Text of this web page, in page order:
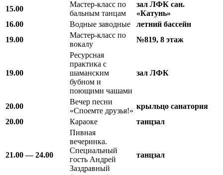
15.00
Мастер-класс по
бальным танцам
зал ЛФК сан.
«Катунь»
16.00
Водные заводные
летний бассейн
19.00
Мастер-класс по
вокалу
№819, 8 этаж
19.00
Ресурсная
практика с
шаманским
бубном и
поющими чашами
зал ЛФК
20.00
Вечер песни
«Споемте друзья!»
крыльцо санатория
20.00
Караоке танцзал
21.00 — 24.00
Пивная
вечеринка.
Специальный
гость Андрей
Заздравный
танцзал